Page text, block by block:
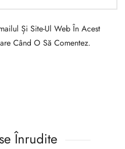
Și Site-Ul Web În Acest
Când O Să Comentez.
Înrudite